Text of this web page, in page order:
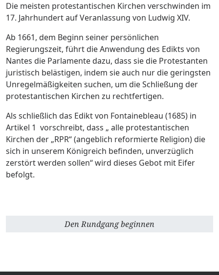
Die meisten protestantischen Kirchen verschwinden im
17. Jahrhundert auf Veranlassung von Ludwig XIV.
Ab 1661, dem Beginn seiner persönlichen
Regierungszeit, führt die Anwendung des Edikts von
Nantes die Parlamente dazu, dass sie die Protestanten
juristisch belästigen, indem sie auch nur die geringsten
Unregelmäßigkeiten suchen, um die Schließung der
protestantischen Kirchen zu rechtfertigen.
Als schließlich das Edikt von Fontainebleau (1685) in
Artikel 1 vorschreibt, dass „ alle protestantischen
Kirchen der „RPR“ (angeblich reformierte Religion) die
sich in unserem Königreich befinden, unverzüglich
zerstört werden sollen“ wird dieses Gebot mit Eifer
befolgt.
Den Rundgang beginnen